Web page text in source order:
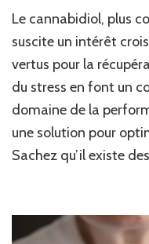
CBD
pour
sportifs
:
allié
naturel
pour
les
performances
Le cannabidiol, plus
suscite un intérêt
vertus pour la
du stress en font un
domaine de la
une solution pour
Sachez qu’il existe